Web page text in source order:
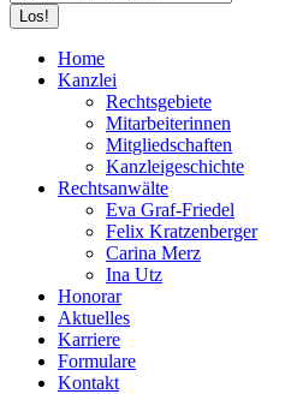
Home
Kanzlei
Rechtsgebiete
Mitarbeiterinnen
Mitgliedschaften
Kanzleigeschichte
Rechtsanwälte
Eva Graf-Friedel
Felix Kratzenberger
Carina Merz
Ina Utz
Honorar
Aktuelles
Karriere
Formulare
Kontakt